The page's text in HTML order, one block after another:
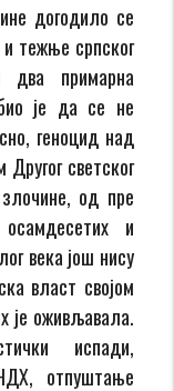
догодило се
тежње српског
два примарна
је да се не
геноцид над
светског
од пре
и
века још нису
власт својом
је оживљавала.
испади,
отпуштање